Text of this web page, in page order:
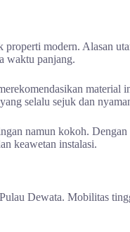
modern. Alasan
waktu panjang.
material
selalu sejuk dan
namun kokoh.
keawetan instalasi.
Dewata. Mobilitas